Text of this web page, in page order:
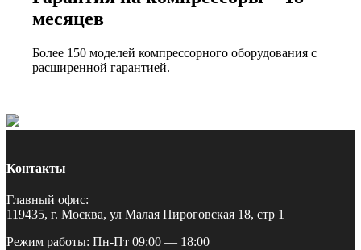
месяцев
Более 150 моделей компрессорного оборудования с
расширенной гарантией.
Контакты
Главный офис:
119435, г. Москва, ул Малая Пироговская 18, стр 1
Режим работы: Пн-Пт 09:00 — 18:00